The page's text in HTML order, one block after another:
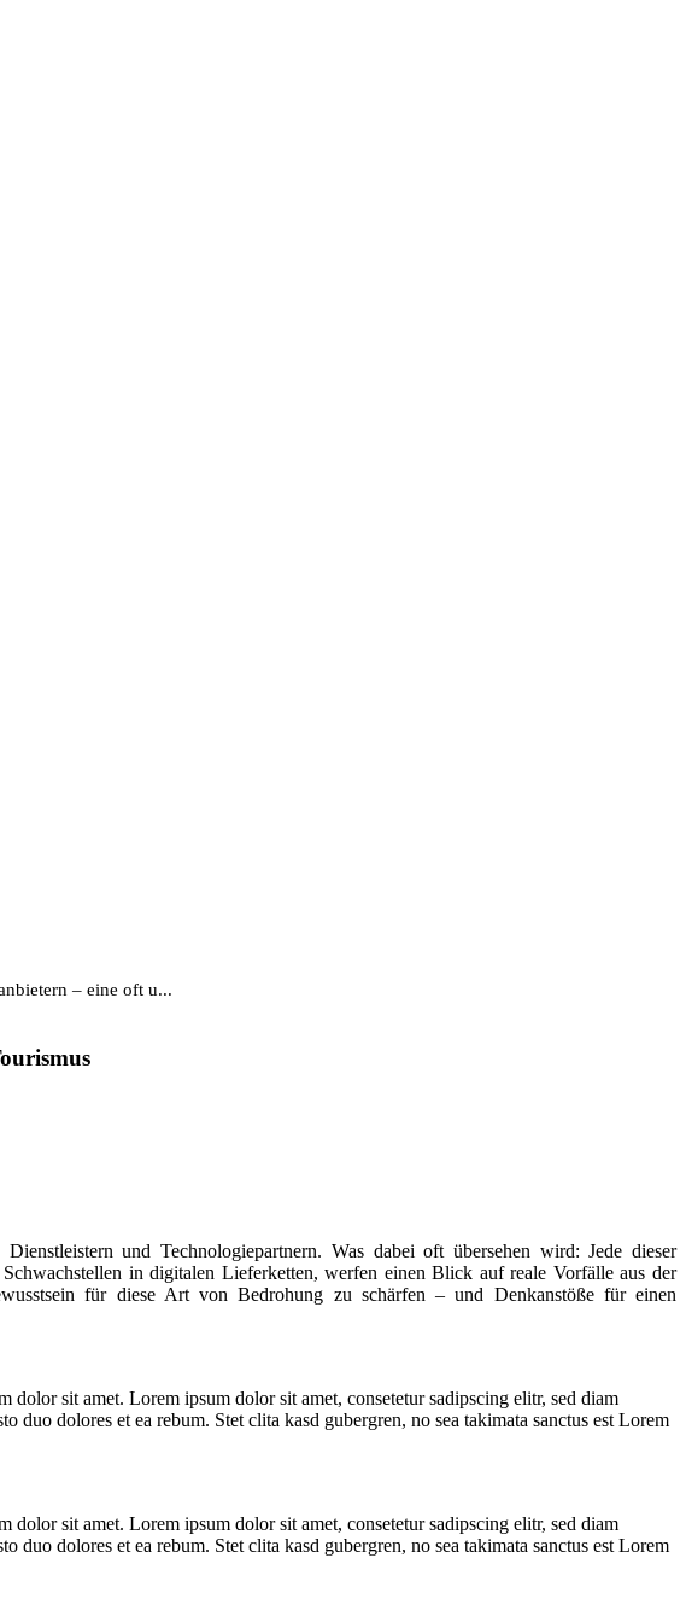
– eine oft u...
und Technologiepartnern. Was dabei oft übersehen wird: Jede dieser
in digitalen Lieferketten, werfen einen Blick auf reale Vorfälle aus der
für diese Art von Bedrohung zu schärfen – und Denkanstöße für einen
dolor sit amet. Lorem ipsum dolor sit amet, consetetur sadipscing elitr, sed diam
dolores et ea rebum. Stet clita kasd gubergren, no sea takimata sanctus est Lorem
dolor sit amet. Lorem ipsum dolor sit amet, consetetur sadipscing elitr, sed diam
dolores et ea rebum. Stet clita kasd gubergren, no sea takimata sanctus est Lorem